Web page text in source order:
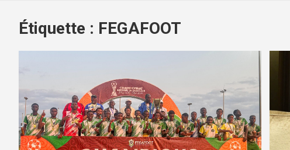
Étiquette : FEGAFOOT